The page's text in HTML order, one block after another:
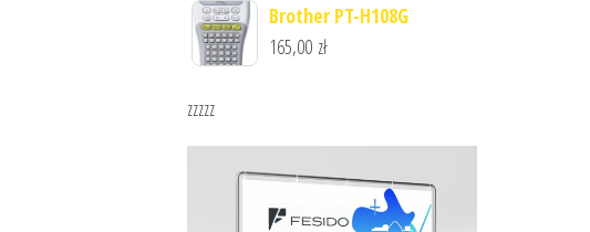
Brother PT-H108G
165,00 zł
zzzzz